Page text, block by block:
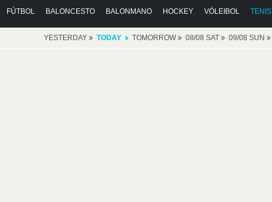
FÚTBOL BALONCESTO BALONMANO HOCKEY VÓLEIBOL TENIS
YESTERDAY TODAY TOMORROW 08/08 SAT 09/08 SUN